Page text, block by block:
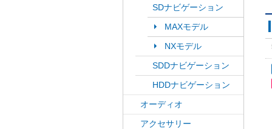
SDナビゲーション
MAXモデル
NXモデル
SDDナビゲーション
HDDナビゲーション
オーディオ
アクセサリー